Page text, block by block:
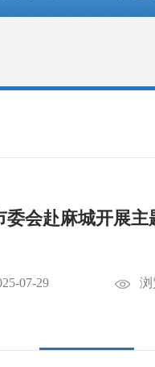
委会赴麻城开展主
07-29
浏